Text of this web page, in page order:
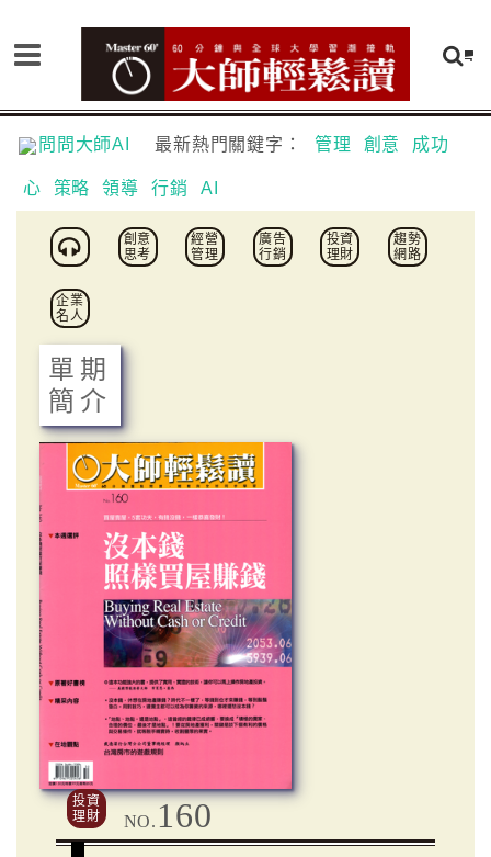
問問大師AI 最新熱門關鍵字： 管理 創意 成功
心 策略 領導 行銷 AI
創意
思考
經營
管理
廣告
行銷
投資
理財
趨勢
網路
企業
名人
單期
簡介
投資
理財
NO. 160